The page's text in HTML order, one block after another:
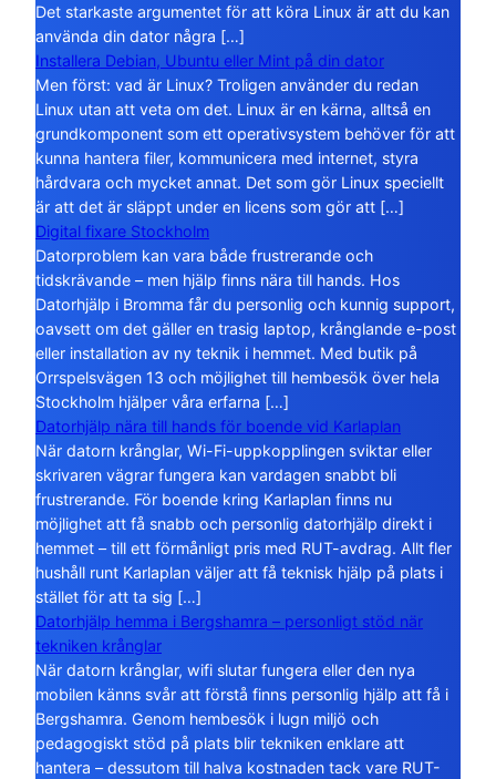
Det starkaste argumentet för att köra Linux är att du kan
använda din dator några […]
Installera Debian, Ubuntu eller Mint på din dator
Men först: vad är Linux? Troligen använder du redan
Linux utan att veta om det. Linux är en kärna, alltså en
grundkomponent som ett operativsystem behöver för att
kunna hantera filer, kommunicera med internet, styra
hårdvara och mycket annat. Det som gör Linux speciellt
är att det är släppt under en licens som gör att […]
Digital fixare Stockholm
Datorproblem kan vara både frustrerande och
tidskrävande – men hjälp finns nära till hands. Hos
Datorhjälp i Bromma får du personlig och kunnig support,
oavsett om det gäller en trasig laptop, krånglande e-post
eller installation av ny teknik i hemmet. Med butik på
Orrspelsvägen 13 och möjlighet till hembesök över hela
Stockholm hjälper våra erfarna […]
Datorhjälp nära till hands för boende vid Karlaplan
När datorn krånglar, Wi-Fi-uppkopplingen sviktar eller
skrivaren vägrar fungera kan vardagen snabbt bli
frustrerande. För boende kring Karlaplan finns nu
möjlighet att få snabb och personlig datorhjälp direkt i
hemmet – till ett förmånligt pris med RUT-avdrag. Allt fler
hushåll runt Karlaplan väljer att få teknisk hjälp på plats i
stället för att ta sig […]
Datorhjälp hemma i Bergshamra – personligt stöd när
tekniken krånglar
När datorn krånglar, wifi slutar fungera eller den nya
mobilen känns svår att förstå finns personlig hjälp att få i
Bergshamra. Genom hembesök i lugn miljö och
pedagogiskt stöd på plats blir tekniken enklare att
hantera – dessutom till halva kostnaden tack vare RUT-